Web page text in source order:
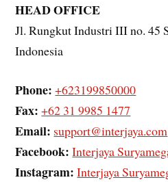
HEAD OFFICE
Jl. Rungkut Industri III no. 45
Indonesia
Phone: +623199850000
Fax: +62 31 9985 1477
Email: support@interjaya.com
Facebook: Interjaya
Instagram: Interjaya